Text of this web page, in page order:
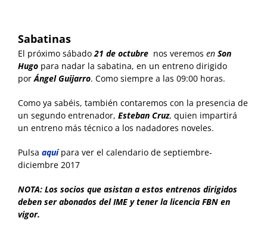
Sabatinas
El próximo sábado21 de octubre nos veremos en Son
Hugo para nadar la sabatina, en un entreno dirigido
porÁngel Guijarro. Como siempre a las 09:00 horas.
Como ya sabéis, también contaremos con la presencia de
un segundo entrenador, Esteban Cruz, quien impartirá
un entreno más técnico a los nadadores noveles.
Pulsa aquípara ver el calendario de septiembre-
diciembre 2017
NOTA: Los socios que asistan a estos entrenos dirigidos
deben ser abonados del IME y tener la licencia FBN en
vigor.